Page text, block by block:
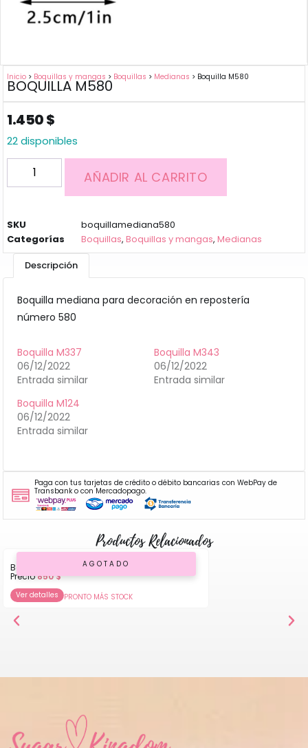
Inicio > Boquillas y mangas > Boquillas > Medianas > Boquilla M580
BOQUILLA M580
1.450$
22 disponibles
AÑADIR AL CARRITO
SKU
boquillamediana580
Categorías
Boquillas,Boquillas y mangas,Medianas
Descripción
Boquilla mediana para decoración en repostería
número 580
Boquilla M337
06/12/2022
Entrada similar
Boquilla M343
06/12/2022
Entrada similar
Boquilla M124
06/12/2022
Entrada similar
Paga con tus tarjetas de crédito o débito bancarias con WebPay de
Transbank o con Mercadopago.
Productos Relacionados
AGOTADO
Boquilla Flor 08
Precio850$
Ver detalles PRONTO MÁS STOCK